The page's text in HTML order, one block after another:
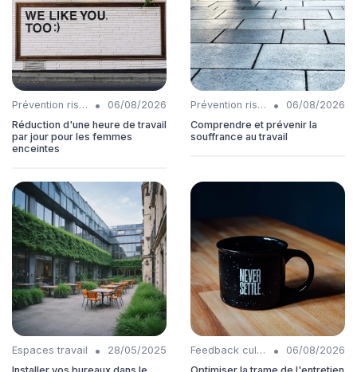
Prévention risques •
06/08/2026
Réduction d'une heure de travail
par jour pour les femmes
enceintes
Prévention risques •
06/08/2026
Comprendre et prévenir la
souffrance au travail
Espaces travail •
28/05/2025
Feedback culture •
06/08/2026